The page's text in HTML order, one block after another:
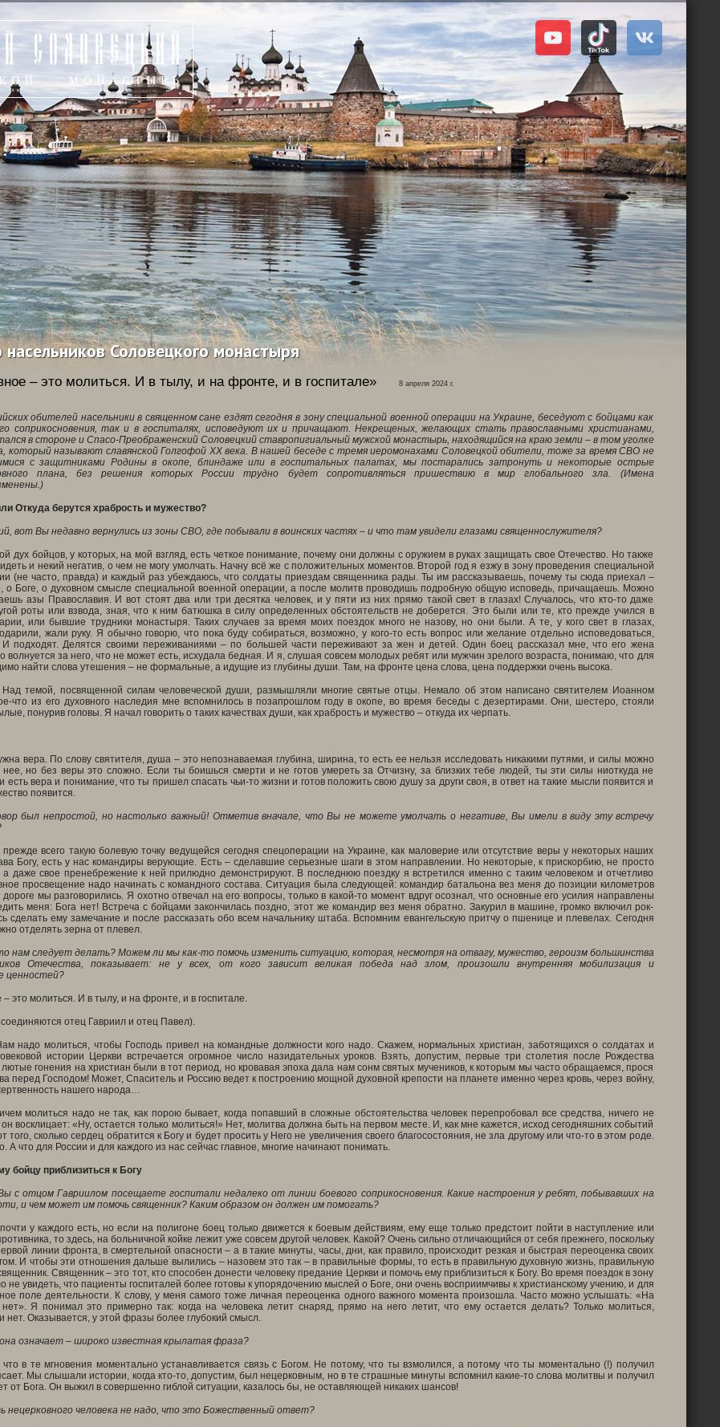
Соловецкого монастыря
– это молиться. И в тылу, и на фронте, и в госпитале» 8 апреля 2024 г.
обителей насельники в священном сане ездят сегодня в зону специальной военной операции на Украине, беседуют с бойцами как
соприкосновения, так и в госпиталях, исповедуют их и причащают. Некрещеных, желающих стать православными христианами,
в стороне и Спасо-Преображенский Соловецкий ставропигиальный мужской монастырь, находящийся на краю земли – в том уголке
который называют славянской Голгофой XXвека. В нашей беседе с тремя иеромонахами Соловецкой обители, тоже за время СВО не
с защитниками Родины в окопе, блиндаже или в госпитальных палатах, мы постарались затронуть и некоторые острые
плана, без решения которых России трудно будет сопротивляться пришествию в мир глобального зла. (Имена
Откуда берутся храбрость и мужество?
вот Вы недавно вернулись из зоны СВО, где побывали в воинских частях – и что там увидели глазами священнослужителя?
дух бойцов, у которых, на мой взгляд, есть четкое понимание, почему они должны с оружием в руках защищать свое Отечество. Но также
и некий негатив, о чем не могу умолчать. Начну всё же с положительных моментов. Второй год я езжу в зону проведения специальной
(не часто, правда) и каждый раз убеждаюсь, что солдаты приездам священника рады. Ты им рассказываешь, почему ты сюда приехал –
о Боге, о духовном смысле специальной военной операции, а после молитв проводишь подробную общую исповедь, причащаешь. Можно
азы Православия. И вот стоят два или три десятка человек, и у пяти из них прямо такой свет в глазах! Случалось, что кто-то даже
роты или взвода, зная, что к ним батюшка в силу определенных обстоятельств не доберется. Это были или те, кто прежде учился в
или бывшие трудники монастыря. Таких случаев за время моих поездок много не назову, но они были. А те, у кого свет в глазах,
жали руку. Я обычно говорю, что пока буду собираться, возможно, у кого-то есть вопрос или желание отдельно исповедоваться,
И подходят. Делятся своими переживаниями – по большей части переживают за жен и детей. Один боец рассказал мне, что его жена
волнуется за него, что не может есть, исхудала бедная. И я, слушая совсем молодых ребят или мужчин зрелого возраста, понимаю, что для
найти слова утешения – не формальные, а идущие из глубины души. Там, на фронте цена слова, цена поддержки очень высока.
Над темой, посвященной силам человеческой души, размышляли многие святые отцы. Немало об этом написано святителем Иоанном
что из его духовного наследия мне вспомнилось в позапрошлом году в окопе, во время беседы с дезертирами. Они, шестеро, стояли
понурив головы. Я начал говорить о таких качествах души, как храбрость и мужество – откуда их черпать.
вера. По слову святителя, душа – это непознаваемая глубина, ширина, то есть ее нельзя исследовать никакими путями, и силы можно
нее, но без веры это сложно. Если ты боишься смерти и не готов умереть за Отчизну, за близких тебе людей, ты эти силы ниоткуда не
есть вера и понимание, что ты пришел спасать чьи-то жизни и готов положить свою душу за други своя, в ответ на такие мысли появится и
появится.
был непростой, но настолько важный! Отметив вначале, что Вы не можете умолчать о негативе, Вы имели в виду эту встречу
всего такую болевую точку ведущейся сегодня спецоперации на Украине, как маловерие или отсутствие веры у некоторых наших
Богу, есть у нас командиры верующие. Есть – сделавшие серьезные шаги в этом направлении. Но некоторые, к прискорбию, не просто
даже свое пренебрежение к ней прилюдно демонстрируют. В последнюю поездку я встретился именно с таким человеком и отчетливо
просвещение надо начинать с командного состава. Ситуация была следующей: командир батальона вез меня до позиции километров
мы разговорились. Я охотно отвечал на его вопросы, только в какой-то момент вдруг осознал, что основные его усилия направлены
меня: Бога нет! Встреча с бойцами закончилась поздно, этот же командир вез меня обратно. Закурил в машине, громко включил рок-
сделать ему замечание и после рассказать обо всем начальнику штаба. Вспомним евангельскую притчу о пшенице и плевелах. Сегодня
отделять зерна от плевел.
нам следует делать? Можем ли мы как-то помочь изменить ситуацию, которая, несмотря на отвагу, мужество, героизм большинства
Отечества, показывает: не у всех, от кого зависит великая победа над злом, произошли внутренняя мобилизация и
ценностей?
это молиться. И в тылу, и на фронте, и в госпитале.
отец Гавриил и отец Павел).
надо молиться, чтобы Господь привел на командные должности кого надо. Скажем, нормальных христиан, заботящихся о солдатах и
истории Церкви встречается огромное число назидательных уроков. Взять, допустим, первые три столетия после Рождества
лютые гонения на христиан были в тот период, но кровавая эпоха дала нам сонм святых мучеников, к которым мы часто обращаемся, прося
перед Господом! Может, Спаситель и Россию ведет к построению мощной духовной крепости на планете именно через кровь, через войну,
нашего народа…
молиться надо не так, как порою бывает, когда попавший в сложные обстоятельства человек перепробовал все средства, ничего не
он восклицает: «Ну, остается только молиться!» Нет, молитва должна быть на первом месте. И, как мне кажется, исход сегодняшних событий
того, сколько сердец обратится к Богу и будет просить у Него не увеличения своего благосостояния, не зла другому или что-то в этом роде.
А что для России и для каждого из нас сейчас главное, многие начинают понимать.
бойцу приблизиться к Богу
с отцом Гавриилом посещаете госпитали недалеко от линии боевого соприкосновения. Какие настроения у ребят, побывавших на
и чем может им помочь священник? Каким образом он должен им помогать?
у каждого есть, но если на полигоне боец только движется к боевым действиям, ему еще только предстоит пойти в наступление или
то здесь, на больничной койке лежит уже совсем другой человек. Какой? Очень сильно отличающийся от себя прежнего, поскольку
линии фронта, в смертельной опасности – а в такие минуты, часы, дни, как правило, происходит резкая и быстрая переоценка своих
И чтобы эти отношения дальше вылились – назовем это так – в правильные формы, то есть в правильную духовную жизнь, правильную
Священник – это тот, кто способен донести человеку предание Церкви и помочь ему приблизиться к Богу. Во время поездок в зону
увидеть, что пациенты госпиталей более готовы к упорядочению мыслей о Боге, они очень восприимчивы к христианскому учению, и для
поле деятельности. К слову, у меня самого тоже личная переоценка одного важного момента произошла. Часто можно услышать: «На
Я понимал это примерно так: когда на человека летит снаряд, прямо на него летит, что ему остается делать? Только молиться,
нет. Оказывается, у этой фразы более глубокий смысл.
означает – широко известная крылатая фраза?
в те мгновения моментально устанавливается связь с Богом. Не потому, что ты взмолился, а потому что ты моментально (!) получил
Мы слышали истории, когда кто-то, допустим, был нецерковным, но в те страшные минуты вспомнил какие-то слова молитвы и получил
от Бога. Он выжил в совершенно гиблой ситуации, казалось бы, не оставляющей никаких шансов!
нецерковного человека не надо, что это Божественный ответ?